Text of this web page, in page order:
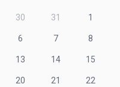
30 31 1
6 7 8
13 14 15
20 21 22